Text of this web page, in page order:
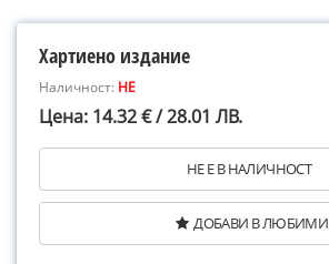
Хартиено издание
Наличност: НЕ
Цена: 14.32 € / 28.01 ЛВ.
НЕ Е В НАЛИЧНОСТ
ДОБАВИ В ЛЮБИМИ